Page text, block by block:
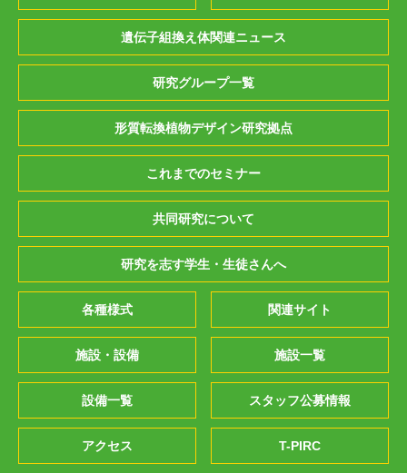
遺伝子組換え体関連ニュース
研究グループ一覧
形質転換植物デザイン研究拠点
これまでのセミナー
共同研究について
研究を志す学生・生徒さんへ
各種様式 関連サイト
施設・設備 施設一覧
設備一覧 スタッフ公募情報
アクセス T-PIRC